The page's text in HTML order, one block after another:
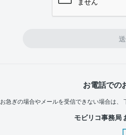
お電話での
お急ぎの場合やメールを受信できない場合は、
モビリコ事務局